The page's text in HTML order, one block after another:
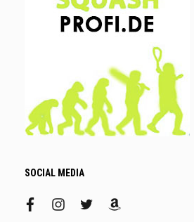
SOCIAL MEDIA
facebookinstagram
twitteramazon